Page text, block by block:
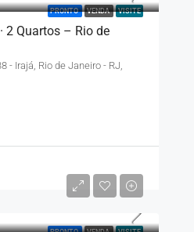
PRONTO VENDA VISITE
2 Quartos – Rio de
- Irajá, Rio de Janeiro - RJ,